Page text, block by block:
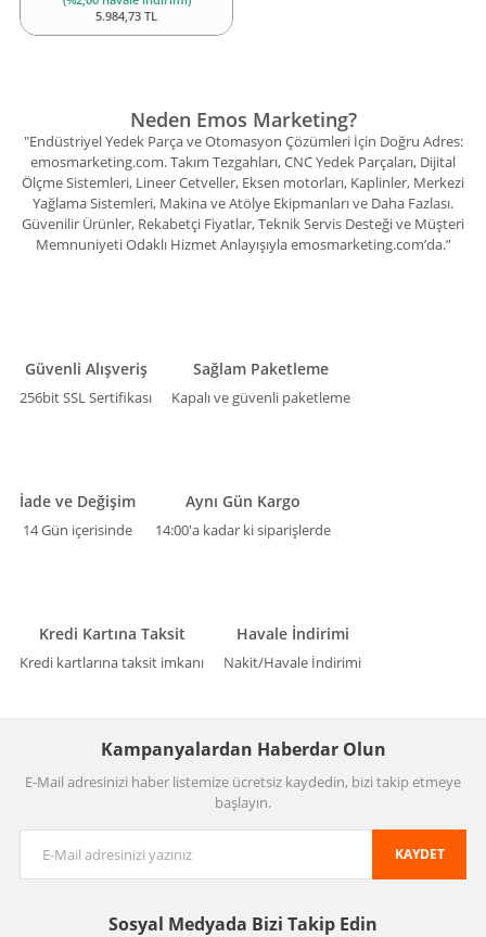
5.984,73 TL
Neden Emos Marketing?
"Endüstriyel Yedek Parça ve Otomasyon Çözümleri İçin Doğru Adres:
emosmarketing.com. Takım Tezgahları, CNC Yedek Parçaları, Dijital
Ölçme Sistemleri, Lineer Cetveller, Eksen motorları, Kaplinler, Merkezi
Yağlama Sistemleri, Makina ve Atölye Ekipmanları ve Daha Fazlası.
Güvenilir Ürünler, Rekabetçi Fiyatlar, Teknik Servis Desteği ve Müşteri
Memnuniyeti Odaklı Hizmet Anlayışıyla emosmarketing.com’da.”
Güvenli Alışveriş
256bit SSL Sertifikası
Sağlam Paketleme
Kapalı ve güvenli paketleme
İade ve Değişim
14 Gün içerisinde
Aynı Gün Kargo
14:00'a kadar ki siparişlerde
Kredi Kartına Taksit
Kredi kartlarına taksit imkanı
Havale İndirimi
Nakit/Havale İndirimi
Kampanyalardan Haberdar Olun
E-Mail adresinizi haber listemize ücretsiz kaydedin, bizi takip etmeye
başlayın.
KAYDET
Sosyal Medyada Bizi Takip Edin